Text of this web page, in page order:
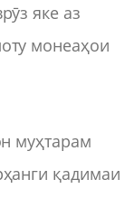
яке аз
монеаҳои
муҳтарам
қадимаи